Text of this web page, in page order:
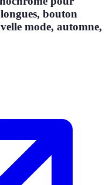
bouton
mode, automne,